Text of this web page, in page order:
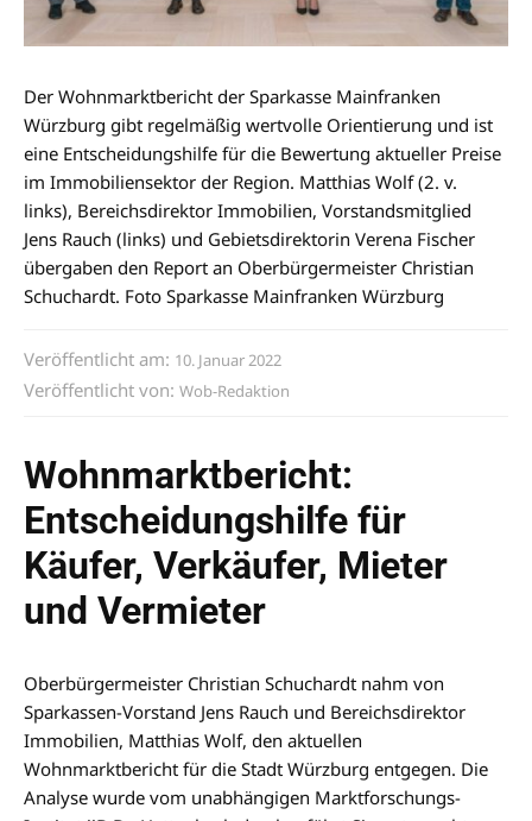
Der Wohnmarktbericht der Sparkasse Mainfranken
Würzburg gibt regelmäßig wertvolle Orientierung und ist
eine Entscheidungshilfe für die Bewertung aktueller Preise
im Immobiliensektor der Region. Matthias Wolf (2. v.
links), Bereichsdirektor Immobilien, Vorstandsmitglied
Jens Rauch (links) und Gebietsdirektorin Verena Fischer
übergaben den Report an Oberbürgermeister Christian
Schuchardt. Foto Sparkasse Mainfranken Würzburg
Veröffentlicht am: 10. Januar 2022
Veröffentlicht von: Wob-Redaktion
Wohnmarktbericht:
Entscheidungshilfe für
Käufer, Verkäufer, Mieter
und Vermieter
Oberbürgermeister Christian Schuchardt nahm von
Sparkassen-Vorstand Jens Rauch und Bereichsdirektor
Immobilien, Matthias Wolf, den aktuellen
Wohnmarktbericht für die Stadt Würzburg entgegen. Die
Analyse wurde vom unabhängigen Marktforschungs-